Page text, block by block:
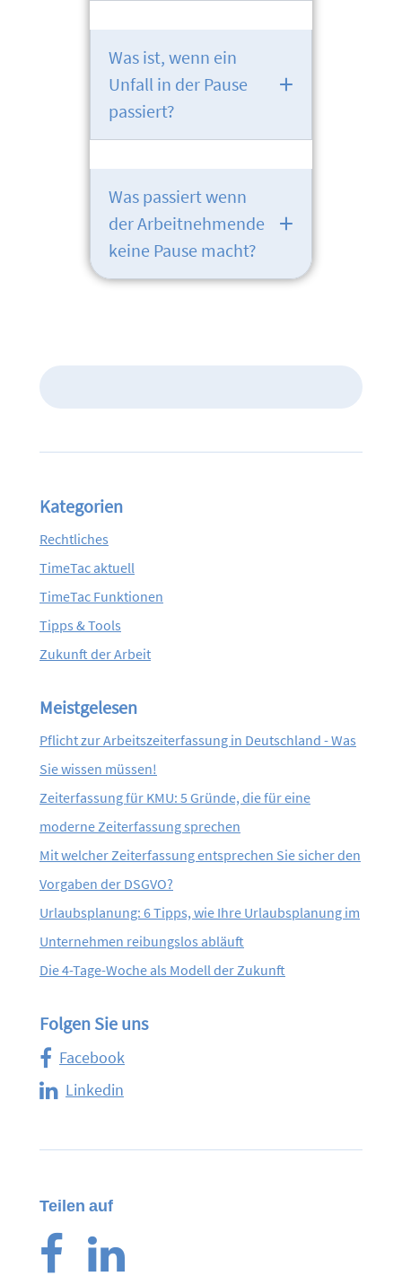
Was ist, wenn ein
Unfall in der Pause
passiert?
Was passiert wenn
der Arbeitnehmende
keine Pause macht?
Kategorien
Rechtliches
TimeTac aktuell
TimeTac Funktionen
Tipps & Tools
Zukunft der Arbeit
Meistgelesen
Pflicht zur Arbeitszeiterfassung in Deutschland - Was
Sie wissen müssen!
Zeiterfassung für KMU: 5 Gründe, die für eine
moderne Zeiterfassung sprechen
Mit welcher Zeiterfassung entsprechen Sie sicher den
Vorgaben der DSGVO?
Urlaubsplanung: 6 Tipps, wie Ihre Urlaubsplanung im
Unternehmen reibungslos abläuft
Die 4-Tage-Woche als Modell der Zukunft
Folgen Sie uns
Facebook
Linkedin
Teilen auf